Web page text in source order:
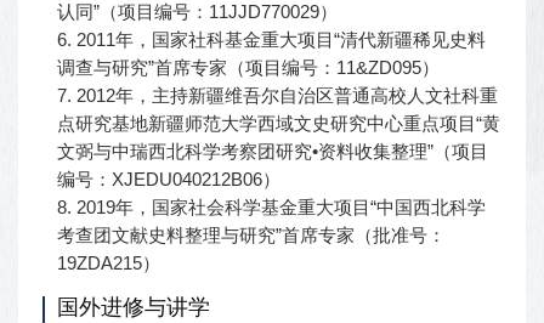
认同”（项目编号：11JJD770029）
6. 2011年，国家社科基金重大项目“清代新疆稀见史料
调查与研究”首席专家（项目编号：11&ZD095）
7. 2012年，主持新疆维吾尔自治区普通高校人文社科重
点研究基地新疆师范大学西域文史研究中心重点项目“黄
文弼与中瑞西北科学考察团研究•资料收集整理”（项目
编号：XJEDU040212B06）
8. 2019年，国家社会科学基金重大项目“中国西北科学
考查团文献史料整理与研究”首席专家（批准号：
19ZDA215）
国外进修与讲学